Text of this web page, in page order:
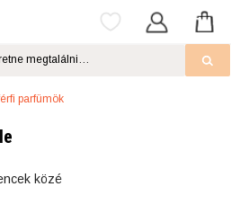
parfümök
közé